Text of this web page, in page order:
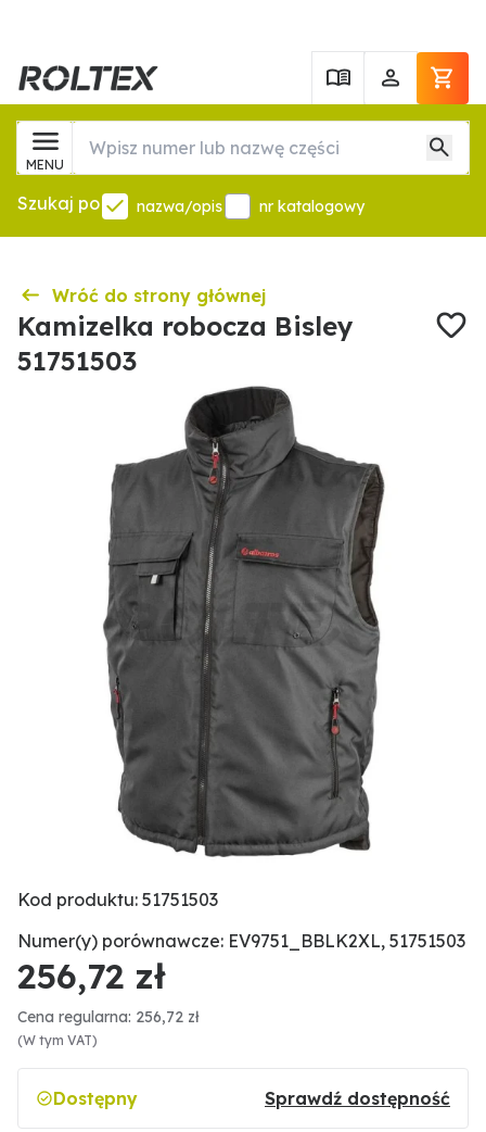
MENU
Szukaj po nazwa/opis nr katalogowy
Wróć do strony głównej
Kamizelka robocza Bisley
51751503
Kod produktu: 51751503
Numer(y) porównawcze: EV9751_BBLK2XL, 51751503
256,72 zł
Cena regularna: 256,72 zł
(W tym VAT)
Dostępny Sprawdź dostępność